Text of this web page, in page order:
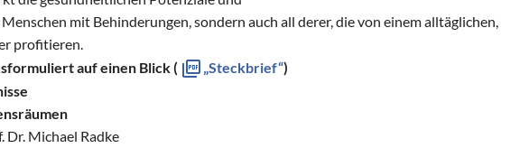
mit Behinderungen, sondern auch all derer, die von einem alltäglichen,
profitieren.
auf einen Blick (
„Steckbrief“)
Dr. Michael Radke